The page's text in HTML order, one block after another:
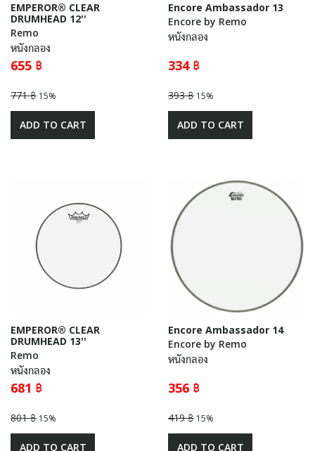
EMPEROR® CLEAR
DRUMHEAD 12''
Remo
หนังกลอง
655 ฿
771 ฿ 15%
ADD TO CART
Encore Ambassador 13
Encore by Remo
หนังกลอง
334 ฿
393 ฿ 15%
ADD TO CART
EMPEROR® CLEAR
DRUMHEAD 13''
Remo
หนังกลอง
681 ฿
801 ฿ 15%
ADD TO CART
Encore Ambassador 14
Encore by Remo
หนังกลอง
356 ฿
419 ฿ 15%
ADD TO CART